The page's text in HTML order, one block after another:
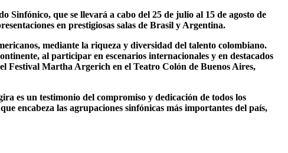
que se llevará a cabo del 25 de julio al 15 de agosto de
en prestigiosas salas de Brasil y Argentina.
mediante la riqueza y diversidad del talento colombiano.
al participar en escenarios internacionales y en destacados
Festival Martha Argerich en el Teatro Colón de Buenos Aires,
es un testimonio del compromiso y dedicación de todos los
encabeza las agrupaciones sinfónicas más importantes del país,